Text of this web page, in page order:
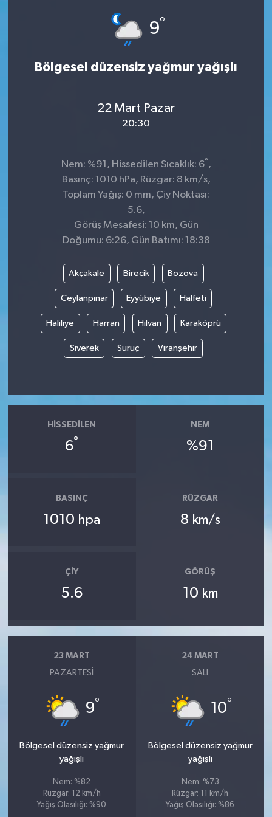
9°
Bölgesel düzensiz yağmur yağışlı
22 Mart Pazar
20:30
Nem: %91, Hissedilen Sıcaklık: 6° ,
Basınç: 1010 hPa, Rüzgar: 8 km/s,
Toplam Yağış: 0 mm, Çiy Noktası:
5.6,
Görüş Mesafesi: 10 km, Gün
Doğumu: 6:26, Gün Batımı: 18:38
Akçakale Birecik Bozova
Ceylanpınar Eyyübiye Halfeti
Haliliye Harran Hilvan Karaköprü
Siverek Suruç Viranşehir
HISSEDILEN
6°
NEM
%91
BASINÇ
1010 hpa
RÜZGAR
8 km/s
ÇIY
5.6
GÖRÜŞ
10 km
23 MART
PAZARTESI
9°
Bölgesel düzensiz yağmur
yağışlı
Nem: %82
Rüzgar: 12 km/h
Yağış Olasılığı: %90
24 MART
SALI
10°
Bölgesel düzensiz yağmur
yağışlı
Nem: %73
Rüzgar: 11 km/h
Yağış Olasılığı: %86